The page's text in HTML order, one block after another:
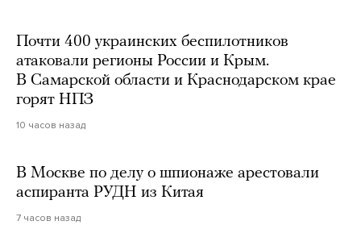
Почти 400 украинских беспилотников
атаковали регионы России и Крым.
В Самарской области и Краснодарском крае
горят НПЗ
10 часов назад
В Москве по делу о шпионаже арестовали
аспиранта РУДН из Китая
7 часов назад